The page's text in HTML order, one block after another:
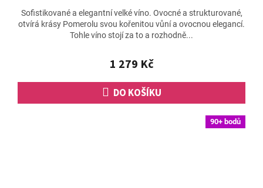
produktu
je
5,0
5
hvězdiček.
1 279 Kč
DO KOŠÍKU
Sofistikované a elegantní velké víno. Ovocné a strukturované,
otvírá krásy Pomerolu svou kořenitou vůní a ovocnou elegancí.
Tohle víno stojí za to a rozhodně...
90+ bodů